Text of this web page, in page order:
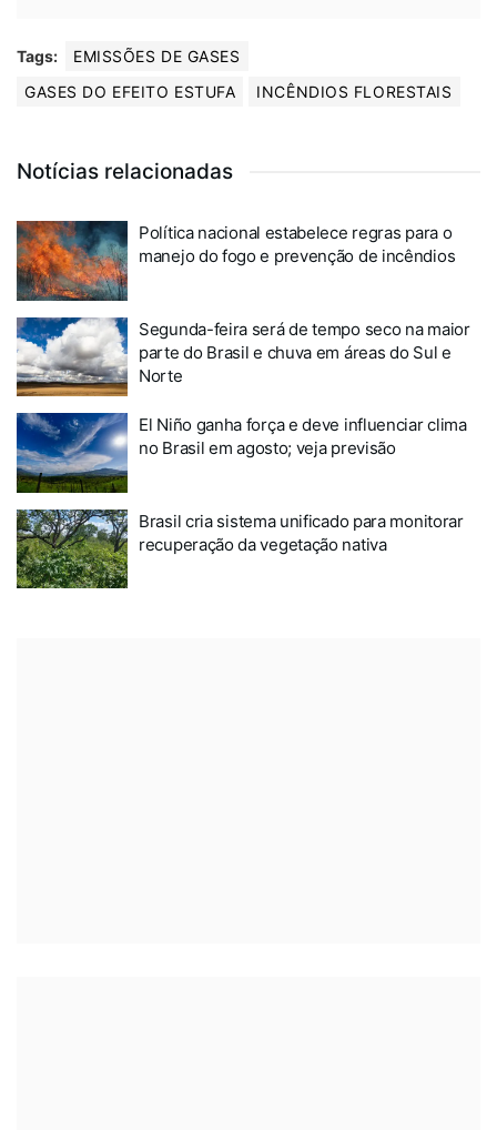
Tags:
EMISSÕES DE GASES
GASES DO EFEITO ESTUFA
INCÊNDIOS FLORESTAIS
Notícias relacionadas
Política nacional estabelece regras para o
manejo do fogo e prevenção de incêndios
Segunda-feira será de tempo seco na maior
parte do Brasil e chuva em áreas do Sul e
Norte
El Niño ganha força e deve influenciar clima
no Brasil em agosto; veja previsão
Brasil cria sistema unificado para monitorar
recuperação da vegetação nativa